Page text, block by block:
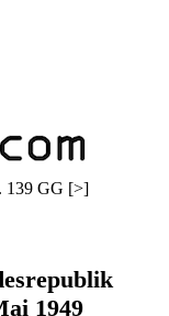
139 GG [>]
1949